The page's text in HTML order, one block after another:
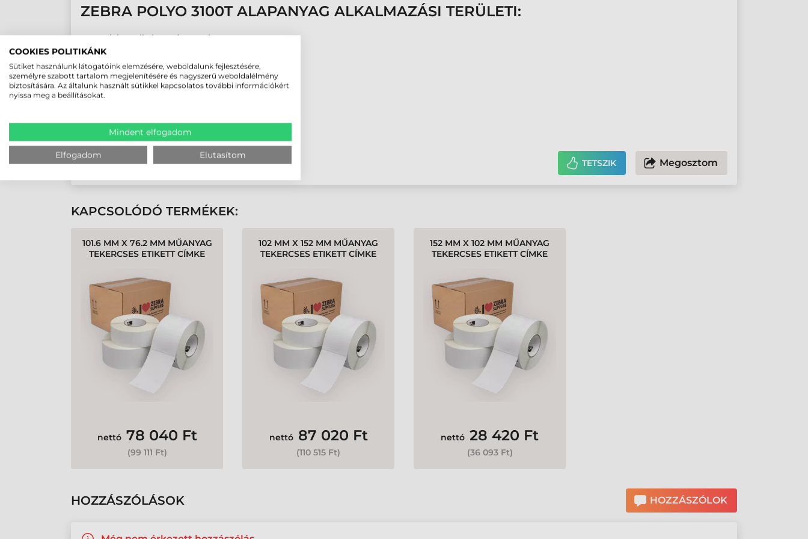
ZEBRA POLYO 3100T ALAPANYAG ALKALMAZÁSI TERÜLETI:
elektronikai-, autó-, vegyipar
termékleírás
termékcímke
leltározás
raklap azonosítás
Zebra etikett címke TETSZIK Megosztom
KAPCSOLÓDÓ TERMÉKEK:
101.6 MM X 76.2 MM MŰANYAG
TEKERCSES ETIKETT CÍMKE
)
nettó 78 040 Ft
(99 111 Ft)
102 MM X 152 MM MŰANYAG
TEKERCSES ETIKETT CÍMKE
nettó 87 020 Ft
(110 515 Ft)
152 MM X 102 MM MŰANYAG
TEKERCSES ETIKETT CÍMKE
nettó 28 420 Ft
(36 093 Ft)
HOZZÁSZÓLÁSOK HOZZÁSZÓLOK
COOKIES POLITIKÁNK
Sütiket használunk látogatóink elemzésére, weboldalunk fejlesztésére,
személyre szabott tartalom megjelenítésére és nagyszerű weboldalélmény
biztosítására. Az általunk használt sütikkel kapcsolatos további információkért
nyissa meg a beállításokat.
Mindent elfogadom
Elfogadom Elutasítom